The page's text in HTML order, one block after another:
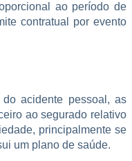
ao período de
contratual por evento
acidente pessoal, as
ao segurado relativo
principalmente se
um plano de saúde.